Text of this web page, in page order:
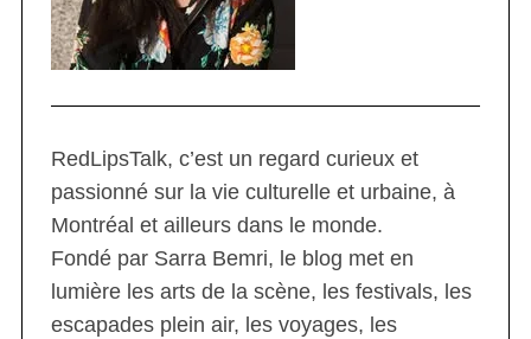
RedLipsTalk, c’est un regard curieux et
passionné sur la vie culturelle et urbaine, à
Montréal et ailleurs dans le monde.
Fondé par Sarra Bemri, le blog met en
lumière les arts de la scène, les festivals, les
escapades plein air, les voyages, les